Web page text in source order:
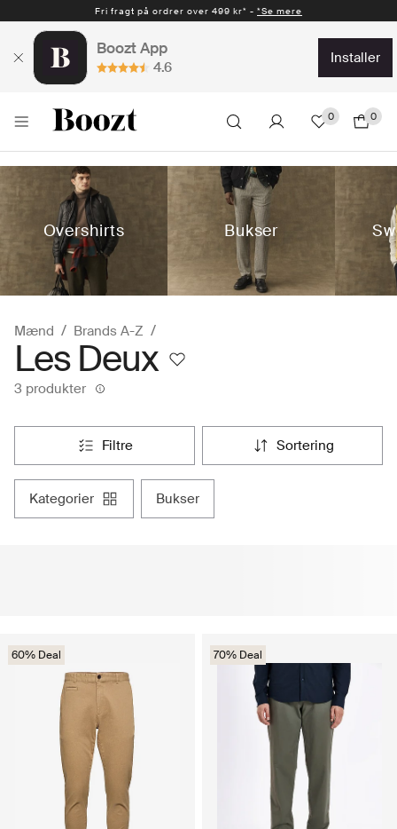
Fri fragt på ordrer over 499 kr* - *Se mere
Boozt App
4.6
installer
0 0
Overshirts Bukser
Mænd Brands A-Z
Les Deux
3 produkter
filtre sortering
kategorier bukser
60% Deal 70% Deal